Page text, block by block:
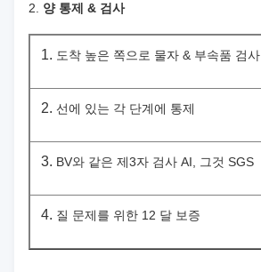
2. 양 통제 & 검사
1. 도착 높은 쪽으로 물자 & 부속품 검사
2. 선에 있는 각 단계에 통제
3. BV와 같은 제3자 검사 AI, 그것 SGS
4. 질 문제를 위한 12 달 보증